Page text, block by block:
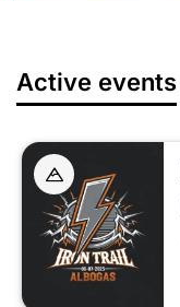
Active events